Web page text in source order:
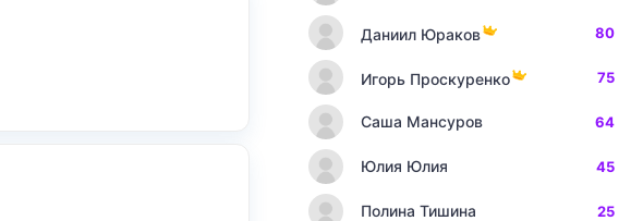
Даниил Юраков 80
Игорь Проскуренко 75
Саша Мансуров 64
Юлия Юлия 45
Полина Тишина 25